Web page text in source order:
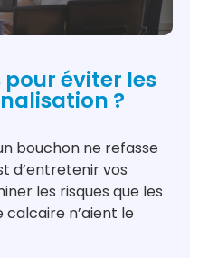
éviter les
?
bouchon ne refasse
d’entretenir vos
les risques que les
calcaire n’aient le